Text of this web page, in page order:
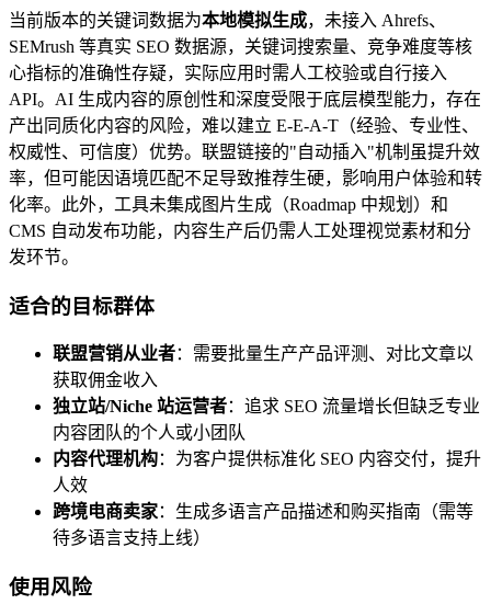
当前版本的关键词数据为本地模拟生成，未接入 Ahrefs、
SEMrush 等真实 SEO 数据源，关键词搜索量、竞争难度等核
心指标的准确性存疑，实际应用时需人工校验或自行接入
API。AI 生成内容的原创性和深度受限于底层模型能力，存在
产出同质化内容的风险，难以建立 E-E-A-T（经验、专业性、
权威性、可信度）优势。联盟链接的"自动插入"机制虽提升效
率，但可能因语境匹配不足导致推荐生硬，影响用户体验和转
化率。此外，工具未集成图片生成（Roadmap 中规划）和
CMS 自动发布功能，内容生产后仍需人工处理视觉素材和分
发环节。
适合的目标群体
联盟营销从业者：需要批量生产产品评测、对比文章以
获取佣金收入
独立站/Niche 站运营者：追求 SEO 流量增长但缺乏专业
内容团队的个人或小团队
内容代理机构：为客户提供标准化 SEO 内容交付，提升
人效
跨境电商卖家：生成多语言产品描述和购买指南（需等
待多语言支持上线）
使用风险